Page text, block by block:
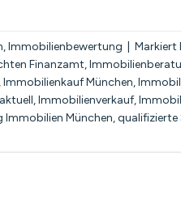
,Immobilienbewertung Markiert
Finanzamt,
Immobilienkauf München,
,Immobilienverkauf,
München,qualifizierte